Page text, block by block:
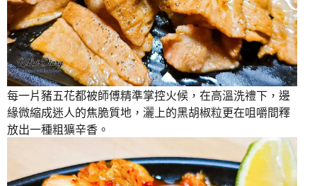
每一片豬五花都被師傅精準掌控火候，在高溫洗禮下，邊
緣微縮成迷人的焦脆質地，灑上的黑胡椒粒更在咀嚼間釋
放出一種粗獷辛香。